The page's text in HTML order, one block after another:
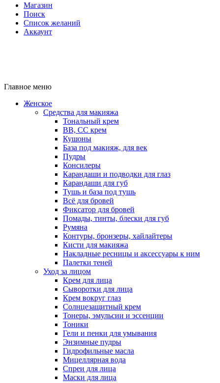
Магазин
Поиск
Список желаний
Аккаунт
Главное меню
Женское
Средства для макияжа
Тональный крем
BB, CC крем
Кушоны
База под макияж, для век
Пудры
Консилеры
Карандаши и подводки для глаз
Карандаши для губ
Тушь и база под тушь
Всё для бровей
Фиксатор для бровей
Помады, тинты, блески для губ
Румяна
Контуры, бронзеры, хайлайтеры
Кисти для макияжа
Накладные ресницы и аксессуары к ним
Палетки теней
Уход за лицом
Крем для лица
Сыворотки для лица
Крем вокруг глаз
Солнцезащитный крем
Тонеры, эмульсии и эссенции
Тоники
Гели и пенки для умывания
Энзимные пудры
Гидрофильные масла
Мицеллярная вода
Спреи для лица
Маски для лица